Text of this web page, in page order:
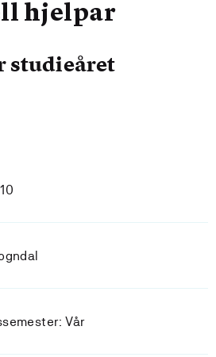
hjelpar
studieåret
Vår